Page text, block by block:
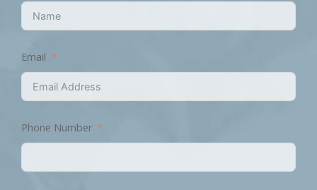
Email
Phone Number